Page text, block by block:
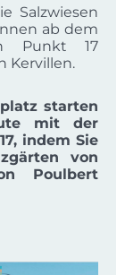
Salzwiesen
ab dem
Punkt 17
Kervillen.
starten
mit der
indem Sie
von
Poulbert